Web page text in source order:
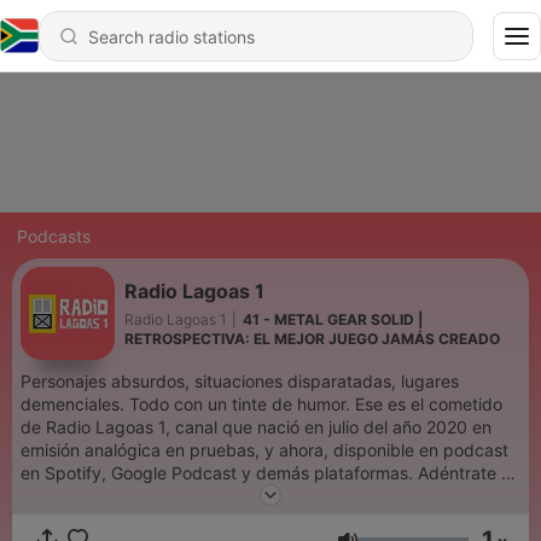
Podcasts
Radio Lagoas 1
Radio Lagoas 1
41 - METAL GEAR SOLID |
RETROSPECTIVA: EL MEJOR JUEGO JAMÁS CREADO
Personajes absurdos, situaciones disparatadas, lugares
demenciales. Todo con un tinte de humor. Ese es el cometido
de Radio Lagoas 1, canal que nació en julio del año 2020 en
emisión analógica en pruebas, y ahora, disponible en podcast
en Spotify, Google Podcast y demás plataformas. Adéntrate en
el mundo de Leonor y Conchita. Historias y personajes son